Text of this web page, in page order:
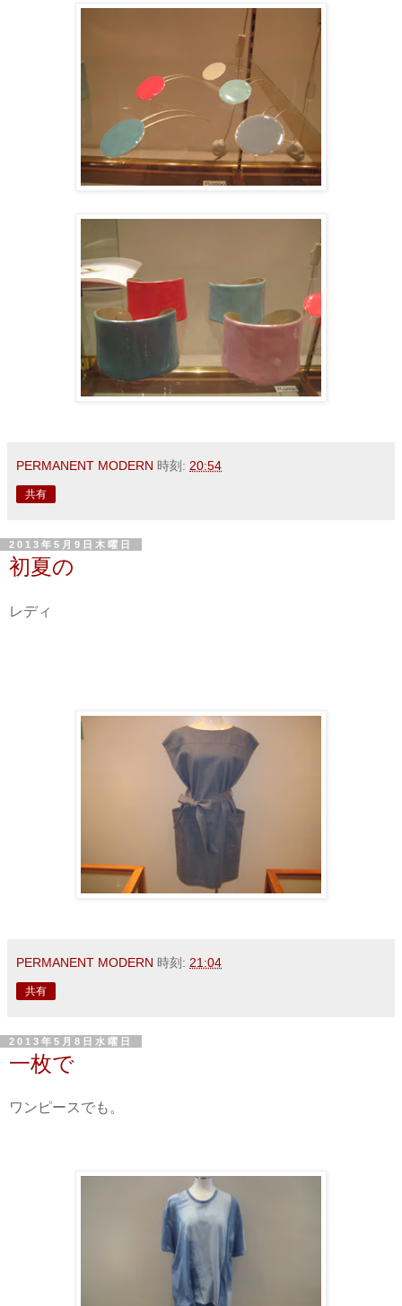
PERMANENT MODERN 時刻: 20:54
共有
2013年5月9日木曜日
初夏の
レディ
PERMANENT MODERN 時刻: 21:04
共有
2013年5月8日水曜日
一枚で
ワンピースでも。